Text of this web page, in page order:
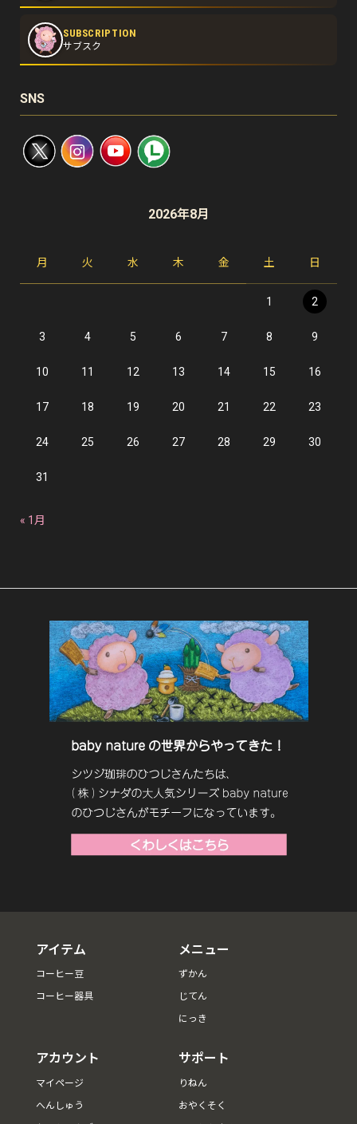
SUBSCRIPTION
サブスク
SNS
2026年8月
月 火 水 木 金 土 日
1 2
3 4 5 6 7 8 9
10 11 12 13 14 15 16
17 18 19 20 21 22 23
24 25 26 27 28 29 30
31
« 1月
アイテム
コーヒー豆
コーヒー器具
メニュー
ずかん
じてん
にっき
アカウント
マイページ
へんしゅう
サポート
りねん
おやくそく